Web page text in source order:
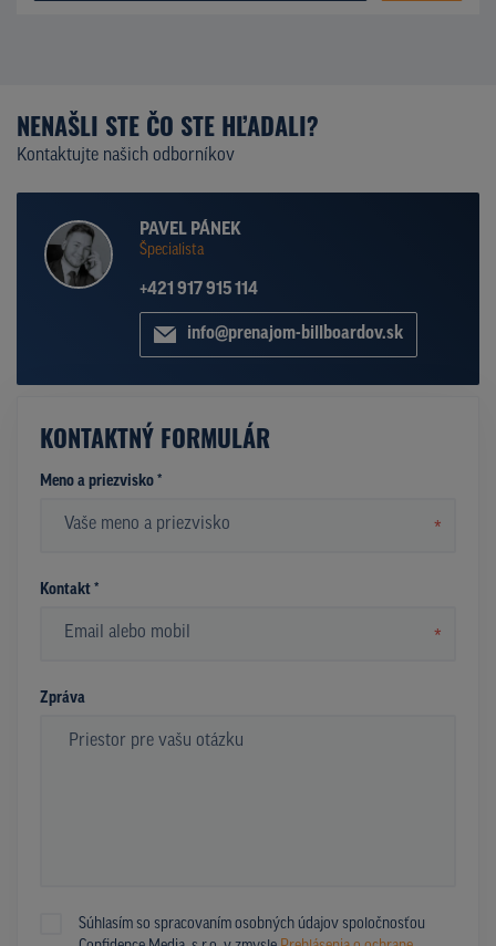
NENAŠLI STE ČO STE HĽADALI?
Kontaktujte našich odborníkov
PAVEL PÁNEK
Špecialista
+421 917 915 114
info@prenajom-billboardov.sk
KONTAKTNÝ FORMULÁR
Meno a priezvisko *
*
Kontakt *
*
Zpráva
Súhlasím so spracovaním osobných údajov spoločnosťou